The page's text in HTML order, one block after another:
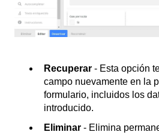
Recuperar - Esta opción
campo nuevamente en la
formulario, incluidos los
introducido.
Eliminar - Elimina